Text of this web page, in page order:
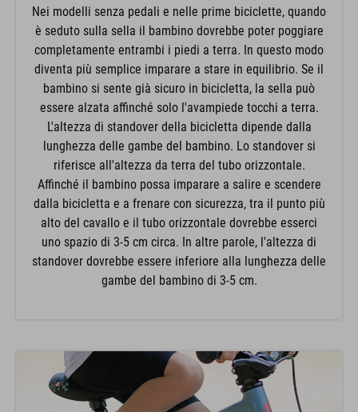
Nei modelli senza pedali e nelle prime biciclette, quando
è seduto sulla sella il bambino dovrebbe poter poggiare
completamente entrambi i piedi a terra. In questo modo
diventa più semplice imparare a stare in equilibrio. Se il
bambino si sente già sicuro in bicicletta, la sella può
essere alzata affinché solo l'avampiede tocchi a terra.
L'altezza di standover della bicicletta dipende dalla
lunghezza delle gambe del bambino. Lo standover si
riferisce all'altezza da terra del tubo orizzontale.
Affinché il bambino possa imparare a salire e scendere
dalla bicicletta e a frenare con sicurezza, tra il punto più
alto del cavallo e il tubo orizzontale dovrebbe esserci
uno spazio di 3-5 cm circa. In altre parole, l'altezza di
standover dovrebbe essere inferiore alla lunghezza delle
gambe del bambino di 3-5 cm.